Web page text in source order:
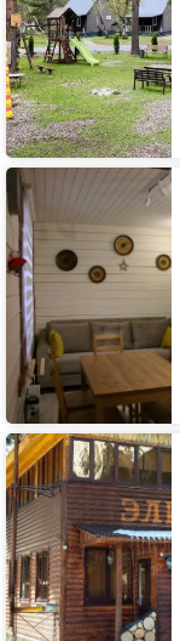
Шале
Аркасара
Архыз-
Элия